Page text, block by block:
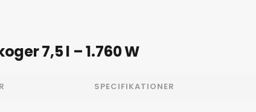
7,5 l – 1.760 W
SPECIFIKATIONER